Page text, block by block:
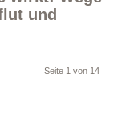
und
Seite 1 von 14